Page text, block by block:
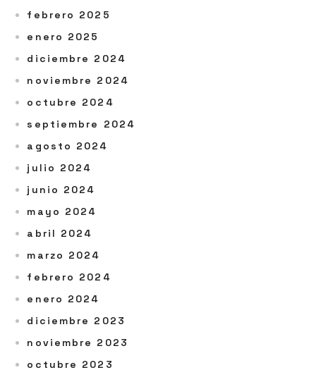
febrero 2025
enero 2025
diciembre 2024
noviembre 2024
octubre 2024
septiembre 2024
agosto 2024
julio 2024
junio 2024
mayo 2024
abril 2024
marzo 2024
febrero 2024
enero 2024
diciembre 2023
noviembre 2023
octubre 2023